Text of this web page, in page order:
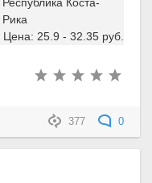
Рика
Цена: 25.9 - 32.35 руб.
377 0